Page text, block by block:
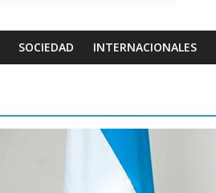
SOCIEDAD INTERNACIONALES